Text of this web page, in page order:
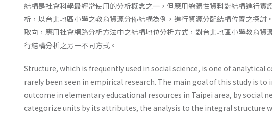
結構是社會科學最經常使用的分析概念之一，但應用總體性資料對結構進行
析，以台北地區小學之教育資源分佈結構為例，進行資源分配結構位置之探
取向，應用社會網路分析方法中之結構地位分析方式，對台北地區小學教育
行結構分析之另一不同方式。
Structure, which is frequently used in social science, is one of
rarely been seen in empirical research. The main goal of this study is
outcome in elementary educational resources in Taipei area, by social
categorize units by its attributes, the analysis to the integral structure